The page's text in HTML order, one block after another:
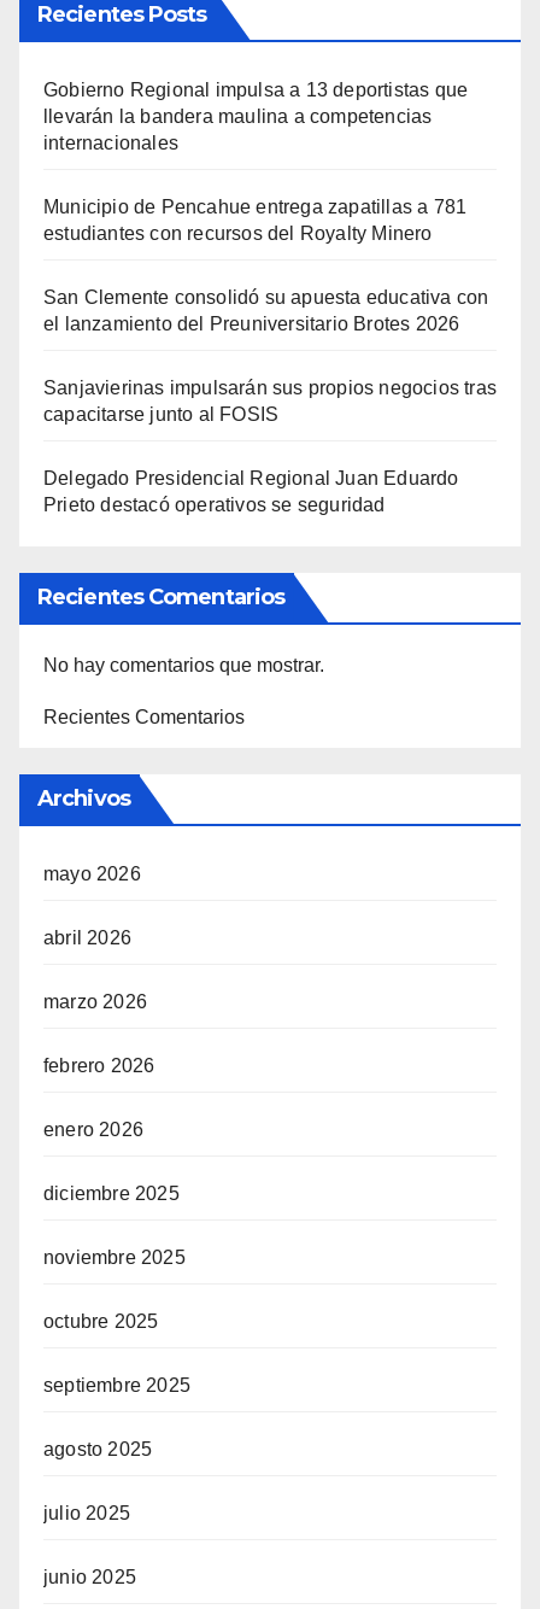
Recientes Posts
Gobierno Regional impulsa a 13 deportistas que
llevarán la bandera maulina a competencias
internacionales
Municipio de Pencahue entrega zapatillas a 781
estudiantes con recursos del Royalty Minero
San Clemente consolidó su apuesta educativa con
el lanzamiento del Preuniversitario Brotes 2026
Sanjavierinas impulsarán sus propios negocios tras
capacitarse junto al FOSIS
Delegado Presidencial Regional Juan Eduardo
Prieto destacó operativos se seguridad
Recientes Comentarios
No hay comentarios que mostrar.
Recientes Comentarios
Archivos
mayo 2026
abril 2026
marzo 2026
febrero 2026
enero 2026
diciembre 2025
noviembre 2025
octubre 2025
septiembre 2025
agosto 2025
julio 2025
junio 2025